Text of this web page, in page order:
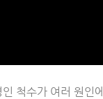
척수가 여러 원인